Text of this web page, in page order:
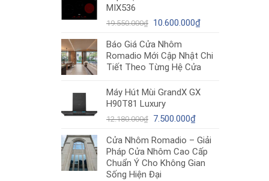
5.200.000₫.
MIX536
19.550.000₫ Giá
là:
19.550.000₫.
10.600.000₫Giá
là:
10.600.000₫.
Báo Giá Cửa Nhôm
Romadio Mới Cập Nhật Chi
Tiết Theo Từng Hệ Cửa
Máy Hút Mùi GrandX GX
H90T81 Luxury
12.180.000₫ Giá
là:
12.180.000₫.
7.500.000₫Giá
tại
là:
7.500.000₫.
Cửa Nhôm Romadio – Giải
Pháp Cửa Nhôm Cao Cấp
Chuẩn Ý Cho Không Gian
Sống Hiện Đại